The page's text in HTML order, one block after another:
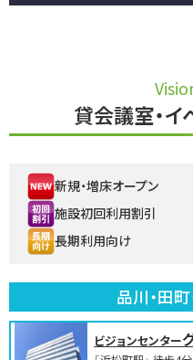
貸会議室・
新規・増床オープン
施設初回利用割引
長期利用向け
品川・田
ビジョンセンター